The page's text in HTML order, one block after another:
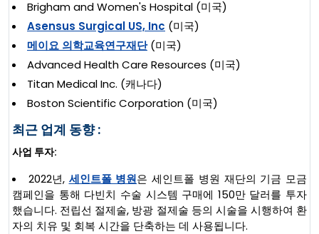
Brigham and Women's Hospital (미국)
Asensus Surgical US, Inc (미국)
메이요 의학교육연구재단(미국)
Advanced Health Care Resources (미국)
Titan Medical Inc. (캐나다)
Boston Scientific Corporation (미국)
최근 업계 동향 :
사업 투자:
2022년, 세인트폴 병원은 세인트폴 병원 재단의 기금 모금
캠페인을 통해 다빈치 수술 시스템 구매에 150만 달러를 투자
했습니다. 전립선 절제술, 방광 절제술 등의 시술을 시행하여 환
자의 치유 및 회복 시간을 단축하는 데 사용됩니다.